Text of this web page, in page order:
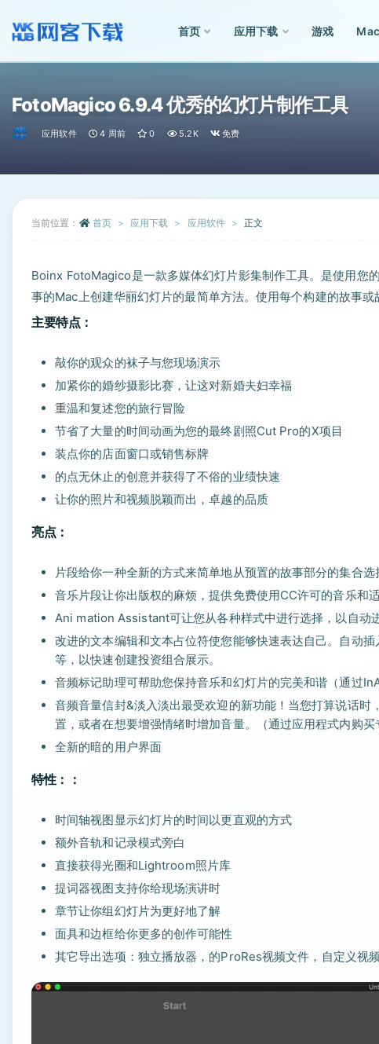
首页 应用下载 游戏
FotoMagico 6.9.4 优秀的幻灯片制作工具
应用软件 4 周前 0 5.2K 免费
当前位置： 首页 应用下载 应用软件 正文
Boinx FotoMagico是一款多媒体幻灯片影集制作工具。是使用您
事的Mac上创建华丽幻灯片的最简单方法。使用每个构建的故事或
主要特点：
敲你的观众的袜子与您现场演示
加紧你的婚纱摄影比赛，让这对新婚夫妇幸福
重温和复述您的旅行冒险
节省了大量的时间动画为您的最终剧照Cut Pro的X项目
装点你的店面窗口或销售标牌
的点无休止的创意并获得了不俗的业绩快速
让你的照片和视频脱颖而出，卓越的品质
亮点：
片段给你一种全新的方式来简单地从预置的故事部分的集合
音乐片段让你出版权的麻烦，提供免费使用CC许可的音乐和
Ani mation Assistant可让您从各种样式中进行选择，以自动
改进的文本编辑和文本占位符使您能够快速表达自己。自动
等，以快速创建投资组合展示。
音频标记助理可帮助您保持音乐和幻灯片的完美和谐（通过
音频音量信封&淡入淡出最受欢迎的新功能！当您打算说话
置，或者在想要增强情绪时增加音量。（通过应用程式内购买
全新的暗的用户界面
特性：：
时间轴视图显示幻灯片的时间以更直观的方式
额外音轨和记录模式旁白
直接获得光圈和Lightroom照片库
提词器视图支持你给现场演讲时
章节让你组幻灯片为更好地了解
面具和边框给你更多的创作可能性
其它导出选项：独立播放器，的ProRes视频文件，自定义视